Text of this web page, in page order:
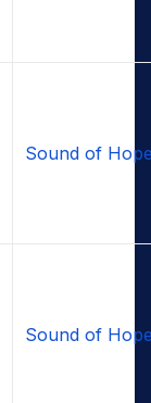
Sound of
Sound of